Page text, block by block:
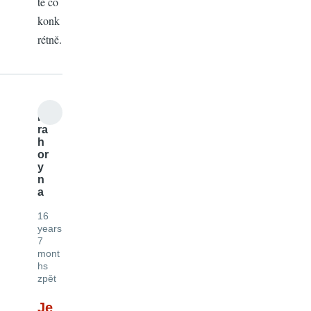
konk
rétně.
mi
ra
h
or
y
n
a
16
years
7
mont
hs
zpět
Je